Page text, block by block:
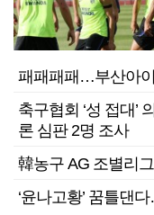
패패패패…부산아
축구협회 ‘성 접대’
론 심판 2명 조사
韓농구 AG 조별리
‘윤나고황’ 꿈틀댄